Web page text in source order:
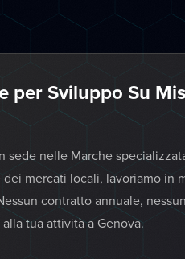
per Sviluppo Su
sede nelle Marche
mercati locali, lavoriamo in
contratto annuale,
tua attività a Genova.